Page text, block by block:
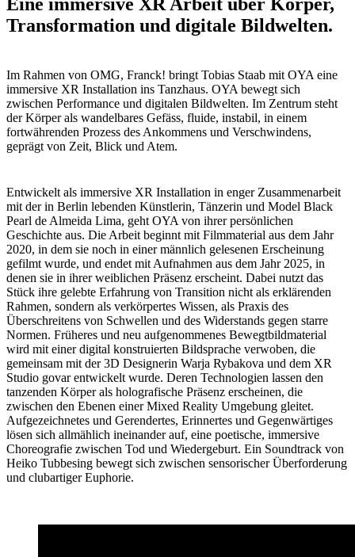
Transformation und digitale Bildwelten.
Im Rahmen von OMG, Franck! bringt Tobias Staab mit OYA eine
immersive XR Installation ins Tanzhaus. OYA bewegt sich
zwischen Performance und digitalen Bildwelten. Im Zentrum steht
der Körper als wandelbares Gefäss, fluide, instabil, in einem
fortwährenden Prozess des Ankommens und Verschwindens,
geprägt von Zeit, Blick und Atem.
Entwickelt als immersive XR Installation in enger Zusammenarbeit
mit der in Berlin lebenden Künstlerin, Tänzerin und Model Black
Pearl de Almeida Lima, geht OYA von ihrer persönlichen
Geschichte aus. Die Arbeit beginnt mit Filmmaterial aus dem Jahr
2020, in dem sie noch in einer männlich gelesenen Erscheinung
gefilmt wurde, und endet mit Aufnahmen aus dem Jahr 2025, in
denen sie in ihrer weiblichen Präsenz erscheint. Dabei nutzt das
Stück ihre gelebte Erfahrung von Transition nicht als erklärenden
Rahmen, sondern als verkörpertes Wissen, als Praxis des
Überschreitens von Schwellen und des Widerstands gegen starre
Normen. Früheres und neu aufgenommenes Bewegtbildmaterial
wird mit einer digital konstruierten Bildsprache verwoben, die
gemeinsam mit der 3D Designerin Warja Rybakova und dem XR
Studio govar entwickelt wurde. Deren Technologien lassen den
tanzenden Körper als holografische Präsenz erscheinen, die
zwischen den Ebenen einer Mixed Reality Umgebung gleitet.
Aufgezeichnetes und Gerendertes, Erinnertes und Gegenwärtiges
lösen sich allmählich ineinander auf, eine poetische, immersive
Choreografie zwischen Tod und Wiedergeburt. Ein Soundtrack von
Heiko Tubbesing bewegt sich zwischen sensorischer Überforderung
und clubartiger Euphorie.